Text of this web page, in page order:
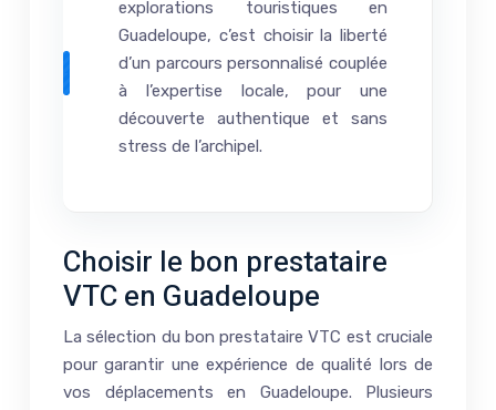
explorations touristiques en
Guadeloupe, c’est choisir la liberté
d’un parcours personnalisé couplée
à l’expertise locale, pour une
découverte authentique et sans
stress de l’archipel.
Choisir le bon prestataire
VTC en Guadeloupe
La sélection du bon prestataire VTC est cruciale
pour garantir une expérience de qualité lors de
vos déplacements en Guadeloupe. Plusieurs